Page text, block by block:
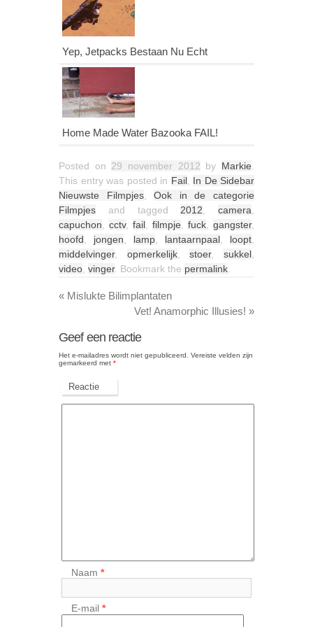
Yep, Jetpacks Bestaan Nu Echt
Home Made Water Bazooka FAIL!
Posted on 29 november 2012 by Markie
This entry was posted in Fail, In De Sidebar
Nieuwste Filmpjes,Ook in de categorie
Filmpjes and tagged 2012 camera
capuchon
cctv, fail filmpje fuck gangster,
hoofd
jongen lamp lantaarnpaal loopt
middelvinger, opmerkelijk,stoer,sukkel
video vinger. Bookmark the permalink
« Mislukte Bilimplantaten
Vet! Anamorphic Illusies! »
Geef een reactie
Het e-mailadres wordt niet gepubliceerd.
Vereiste velden zijn
gemarkeerd met *
Reactie
Naam*
E-mail*